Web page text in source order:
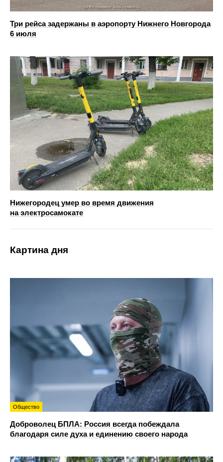
Три рейса задержаны в аэропорту Нижнего Новгорода
6 июля
Нижегородец умер во время движения
на электросамокате
Картина дня
Общество
Доброволец БПЛА: Россия всегда побеждала
благодаря силе духа и единению своего народа